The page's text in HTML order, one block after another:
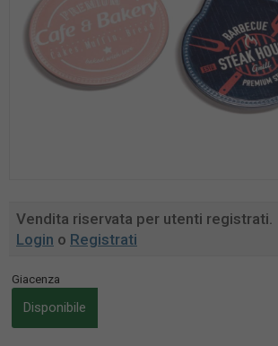
Vendita riservata per utenti registrati.
Login o Registrati
Giacenza
Disponibile